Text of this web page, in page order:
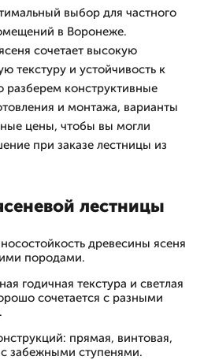
выбор для частного
в Воронеже.
сочетает высокую
текстуру и устойчивость к
конструктивные
и монтажа, варианты
цены, чтобы вы могли
при заказе лестницы из
лестницы
древесины ясеня
породами.
годичная текстура и светлая
сочетается с разными
прямая, винтовая,
забежными ступенями.